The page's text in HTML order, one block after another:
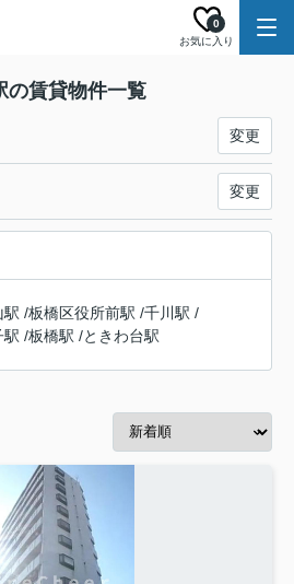
お気に入り
0
の賃貸物件一覧
変更
変更
駅 /板橋区役所前駅 /千川駅 /
駅 /板橋駅 /ときわ台駅